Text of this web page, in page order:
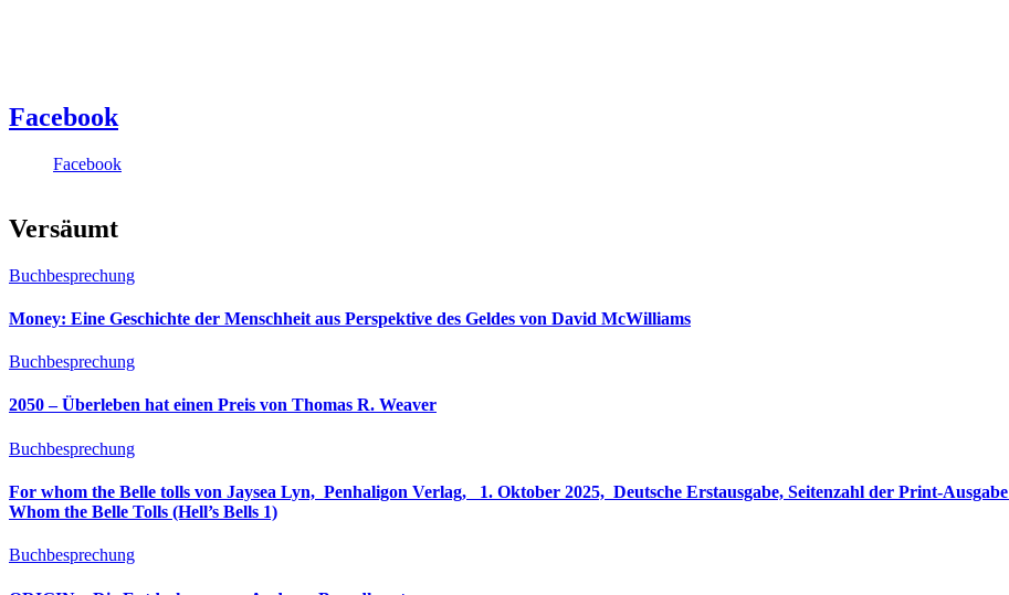
Facebook
Facebook
Versäumt
Buchbesprechung
Money: Eine Geschichte der Menschheit aus Perspektive des Geldes von David McWilliams
Buchbesprechung
2050 – Überleben hat einen Preis von Thomas R. Weaver
Buchbesprechung
For whom the Belle tolls von Jaysea Lyn, ‎ Penhaligon Verlag, ‎ 1. Oktober 2025, ‎ Deutsche Erstausgabe, Seitenzahl der Print-Ausgabe ‏ : ‎ 848 Seiten, ISBN-13 ‏ : ‎ 978-3764533694, Originaltitel ‏ : ‎ For
Whom the Belle Tolls (Hell’s Bells 1)
Buchbesprechung